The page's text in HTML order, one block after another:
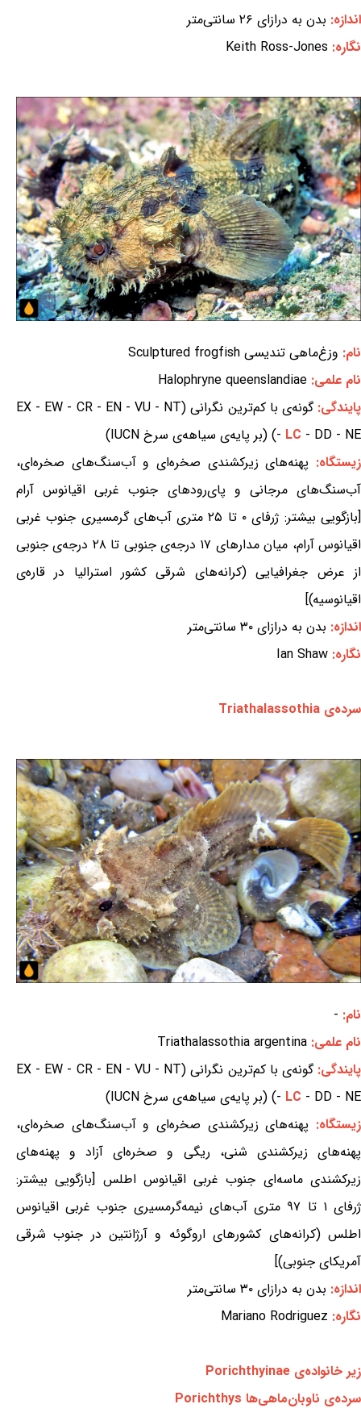
اندازه: بدن به درازای ۲۶ سانتی‌متر
نگاره: Keith Ross-Jones
نام: وزغ‌ماهی تندیسی Sculptured frogfish
نام علمی: Halophryne queenslandiae
پایندگی:
گونه‌ی با کم‌ترین نگرانی (EX - EW - CR - EN - VU - NT
- LC - DD - NE) (بر پایه‌ی سیاهه‌ی سرخ IUCN)
زیستگاه: پهنه‌های زیرکشندی صخره‌ای و آب‌سنگ‌های صخره‌ای،
آب‌سنگ‌های مرجانی و پای‌رودهای جنوب غربی اقیانوس آرام
[بازگویی بیشتر: ژرفای ۰ تا ۲۵ متری آب‌های گرمسیری جنوب غربی
اقیانوس آرام، میان مدارهای ۱۷ درجه‌ی جنوبی تا ۲۸ درجه‌ی جنوبی
از عرض جغرافیایی (کرانه‌های شرقی کشور استرالیا در قاره‌ی
اقیانوسیه)]
اندازه: بدن به درازای ۳۰ سانتی‌متر
نگاره: Ian Shaw
سرده‌ی Triathalassothia
نام: -
نام علمی: Triathalassothia argentina
پایندگی:
گونه‌ی با کم‌ترین نگرانی (EX - EW - CR - EN - VU - NT
- LC - DD - NE) (بر پایه‌ی سیاهه‌ی سرخ IUCN)
زیستگاه: پهنه‌های زیرکشندی صخره‌ای و آب‌سنگ‌های صخره‌ای،
پهنه‌های زیرکشندی شنی، ریگی و صخره‌ای آزاد و پهنه‌های
زیرکشندی ماسه‌ای جنوب غربی اقیانوس اطلس [بازگویی بیشتر:
ژرفای ۱ تا ۹۷ متری آب‌های نیمه‌گرمسیری جنوب غربی اقیانوس
اطلس (کرانه‌های کشورهای اروگوئه و آرژانتین در جنوب شرقی
آمریکای جنوبی)]
اندازه: بدن به درازای ۳۰ سانتی‌متر
نگاره: Mariano Rodriguez
زیر خانواده‌ی Porichthyinae
سرده‌ی ناوبان‌ماهی‌ها Porichthys